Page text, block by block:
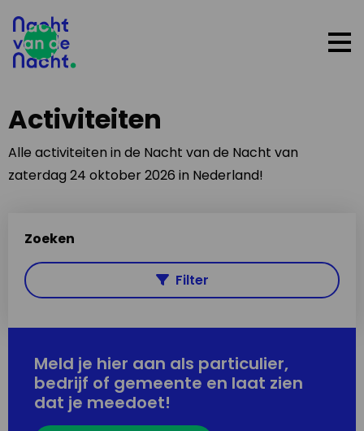
Activiteiten
Alle activiteiten in de Nacht van de Nacht van
zaterdag 24 oktober 2026 in Nederland!
Zoeken
Filter
Meld je hier aan als particulier,
bedrijf of gemeente en laat zien
dat je meedoet!